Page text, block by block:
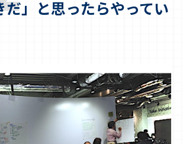
だ」と思ったらやってい